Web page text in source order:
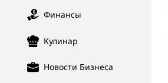
Финансы
Кулинар
Новости Бизнеса